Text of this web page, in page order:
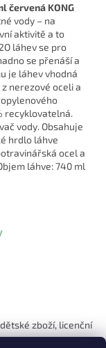
červená KONG
vody – na
aktivitě a to
láhev se pro
se přenáší a
je láhev vhodná
nerezové oceli a
recyklovatelná.
vody. Obsahuje
hrdlo láhve
ocel a
láhve: 740 ml
zboží, licenční